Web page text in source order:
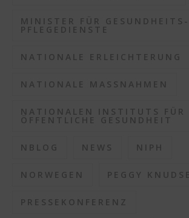
MINISTER FÜR
PFLEGEDIENSTE
NATIONALE ERLEICHTERUNG
NATIONALE MASSNAHMEN
NATIONALEN INSTITUTS FÜR
ÖFFENTLICHE GESUNDHEIT
NBLOG NEWS NIPH
NORWEGEN PEGGY
PRESSEKONFERENZ